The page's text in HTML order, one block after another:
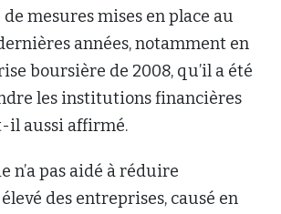
de mesures mises en place au
années, notamment en
boursière de 2008, qu’il a été
les institutions financières
il aussi affirmé.
n’a pas aidé à réduire
des entreprises, causé en